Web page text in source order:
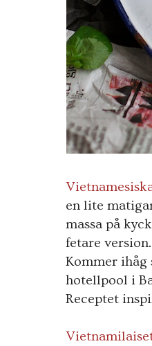
en lite
massa på
fetare
Kommer ihåg
hotellpool i
Receptet